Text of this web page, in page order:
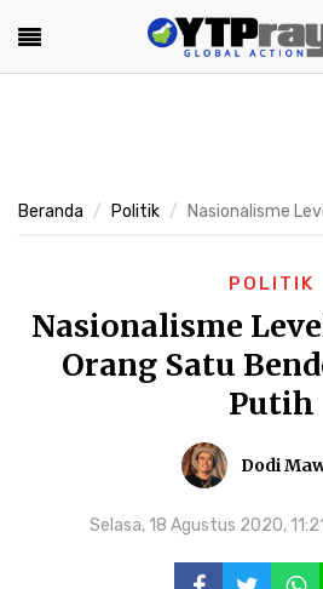
Beranda Politik Nasionalisme
POLITIK
Nasionalisme
Orang Satu
Putih
Dodi
Selasa, 18 Agustus 2020,